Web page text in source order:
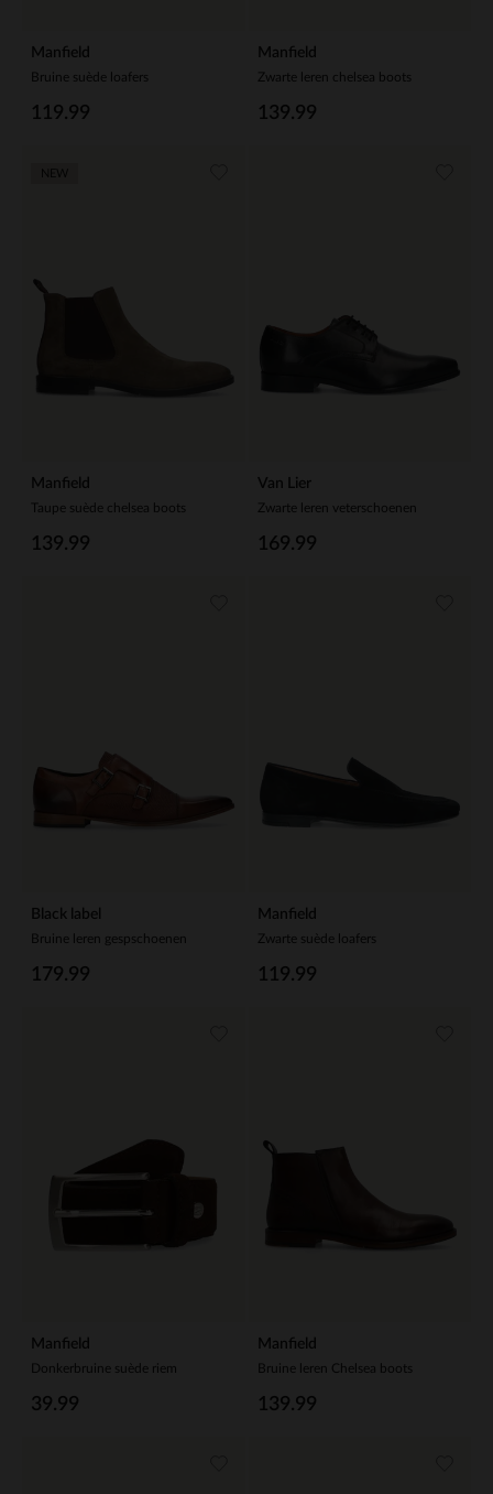
Manfield
Bruine suède loafers
119.99
Manfield
Zwarte leren chelsea boots
139.99
Manfield
Taupe suède chelsea boots
139.99
Van Lier
Zwarte leren veterschoenen
169.99
Black label
Bruine leren gespschoenen
179.99
Manfield
Zwarte suède loafers
119.99
Manfield
Donkerbruine suède riem
39.99
Manfield
Bruine leren Chelsea boots
139.99